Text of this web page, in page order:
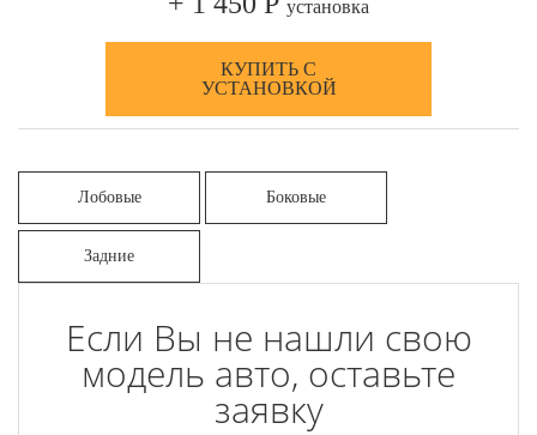
установка
КУПИТЬ С
УСТАНОВКОЙ
Лобовые Боковые
Задние
Если Вы не нашли свою
модель авто, оставьте
заявку